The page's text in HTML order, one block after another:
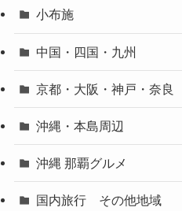
小布施
中国・四国・九州
京都・大阪・神戸・奈良
沖縄・本島周辺
沖縄 那覇グルメ
国内旅行 その他地域